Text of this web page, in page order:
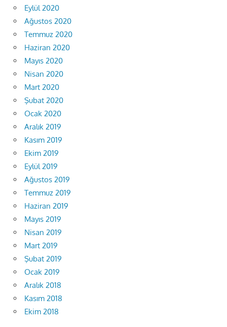
Eylül 2020
Ağustos 2020
Temmuz 2020
Haziran 2020
Mayıs 2020
Nisan 2020
Mart 2020
Şubat 2020
Ocak 2020
Aralık 2019
Kasım 2019
Ekim 2019
Eylül 2019
Ağustos 2019
Temmuz 2019
Haziran 2019
Mayıs 2019
Nisan 2019
Mart 2019
Şubat 2019
Ocak 2019
Aralık 2018
Kasım 2018
Ekim 2018